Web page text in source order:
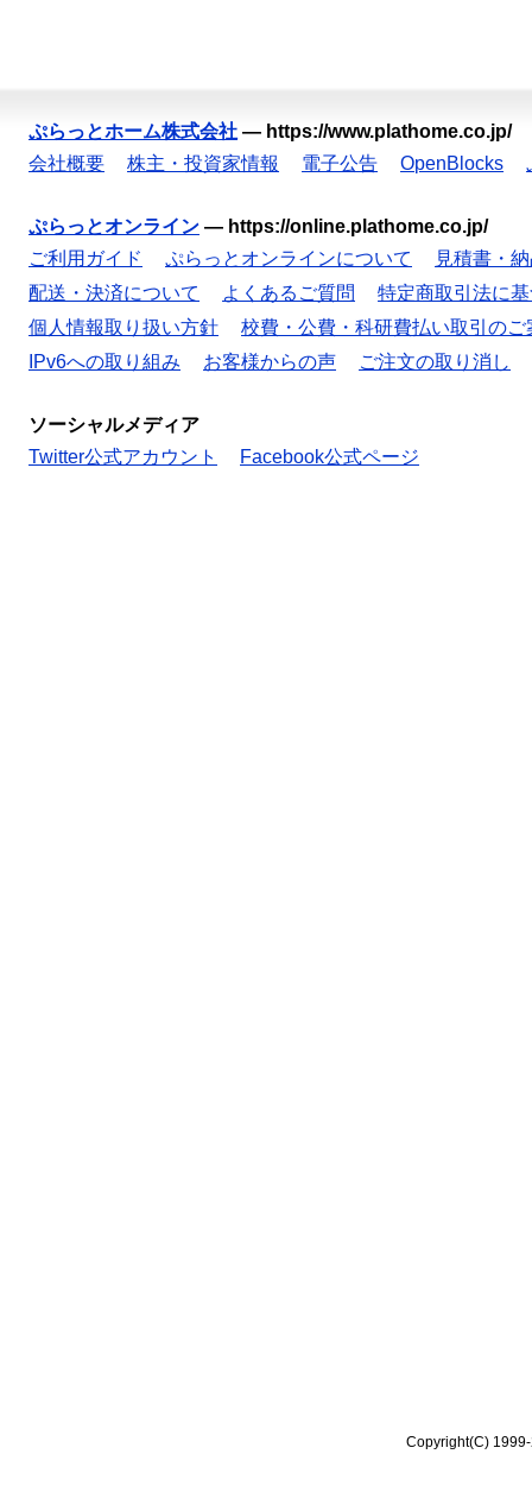
ぷらっとホーム株式会社 — https://www.plathome.co.jp/
会社概要
株主・投資家情報 電子公告 OpenBlocks
ぷらっとオンライン — https://online.plathome.co.jp/
ご利用ガイド
ぷらっとオンラインについて
見積書・
配送・決済について
よくあるご質問
特定商取引法に
個人情報取り扱い方針
校費・公費・科研費払い取引のご
IPv6への取り組み
お客様からの声 ご注文の取り消し
ソーシャルメディア
Twitter公式アカウント
Facebook公式ページ
Copyright(C)